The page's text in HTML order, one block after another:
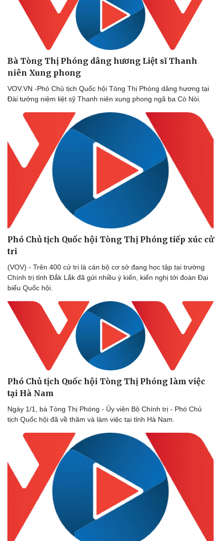
Pháp luật
Vụ án
Tin nóng
Tư vấn luật
Quân sự - Quốc phòng
Phân tích
Bà Tòng Thị Phóng dâng hương Liệt sĩ Thanh
niên Xung phong
VOV.VN -Phó Chủ tịch Quốc hội Tòng Thị Phóng dâng hương tại
Đài tưởng niệm liệt sỹ Thanh niên xung phong ngã ba Cò Nòi.
Phó Chủ tịch Quốc hội Tòng Thị Phóng tiếp xúc cử
tri
(VOV) - Trên 400 cử tri là cán bộ cơ sở đang học tập tại trường
Chính trị tỉnh Đắk Lắk đã gửi nhiều ý kiến, kiến nghị tới đoàn Đại
biểu Quốc hội.
Phó Chủ tịch Quốc hội Tòng Thị Phóng làm việc
tại Hà Nam
Ngày 1/1, bà Tòng Thị Phóng - Ủy viên Bộ Chính trị - Phó Chủ
tịch Quốc hội đã về thăm và làm việc tại tỉnh Hà Nam.